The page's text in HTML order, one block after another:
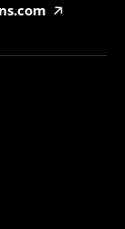
🡥